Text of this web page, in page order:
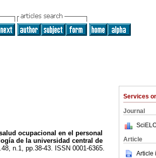
Services
Journal
Article
Article
ocupacional en el personal
de la universidad central de
n.1, pp.38-43. ISSN 0001-6365.